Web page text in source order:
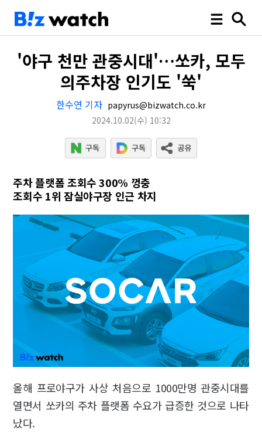
'야구 천만 관중시대'…쏘카, 모두
의주차장 인기도 '쑥'
한수연 기자 papyrus@bizwatch.co.kr
2024.10.02(수) 10:32
주차 플랫폼 조회수 300% 껑충
조회수 1위 잠실야구장 인근 차지
올해 프로야구가 사상 처음으로 1000만명 관중시대를
열면서 쏘카의 주차 플랫폼 수요가 급증한 것으로 나타
났다.